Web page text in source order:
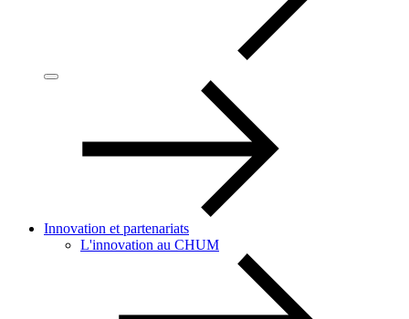
Innovation et partenariats
L'innovation au CHUM